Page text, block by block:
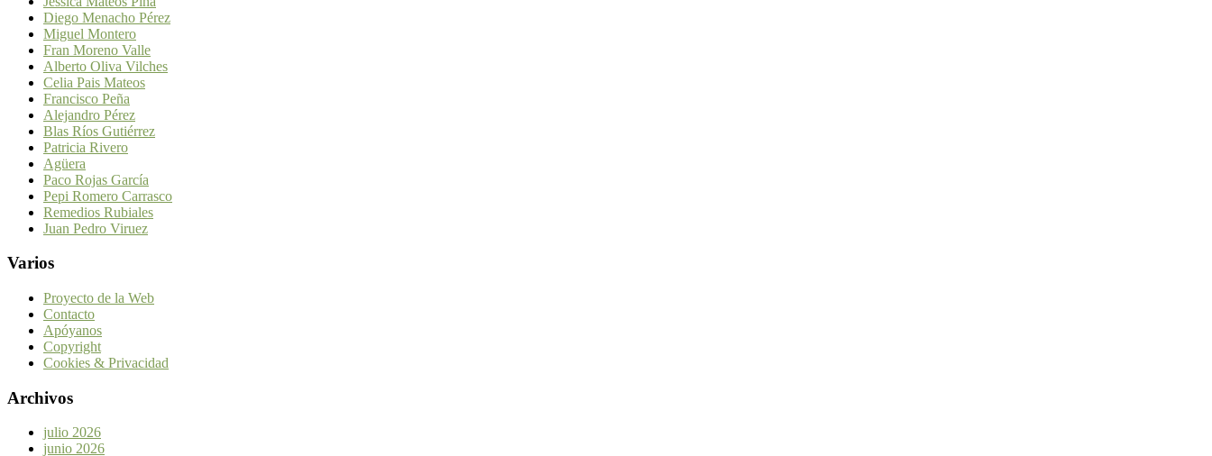
Diego Menacho Pérez
Miguel Montero
Fran Moreno Valle
Alberto Oliva Vilches
Celia Pais Mateos
Francisco Peña
Alejandro Pérez
Blas Ríos Gutiérrez
Patricia Rivero
Agüera
Paco Rojas García
Pepi Romero Carrasco
Remedios Rubiales
Juan Pedro Viruez
Varios
Proyecto de la Web
Contacto
Apóyanos
Copyright
Cookies & Privacidad
Archivos
julio 2026
junio 2026